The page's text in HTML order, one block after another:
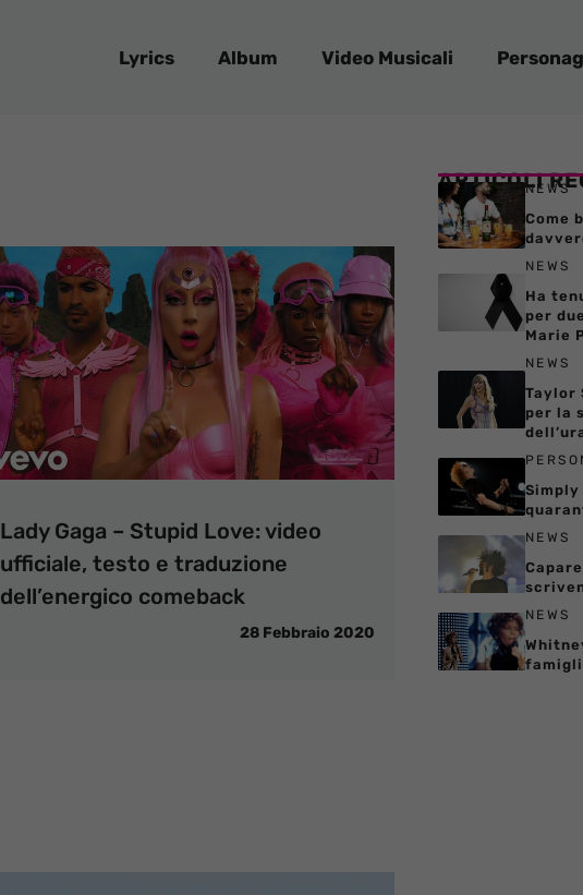
Lyrics Album Video Musicali
Lady Gaga – Stupid Love: video
ufficiale, testo e traduzione
dell’energico comeback
28 Febbraio 2020
ARTICOLINEWS
Come
NEWS
Ha
per
Marie
NEWS
Taylor
per la
NEWS
NEWS